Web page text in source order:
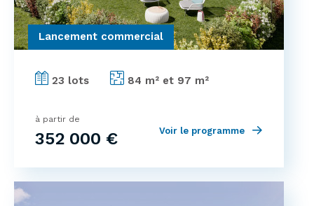
Lancement commercial
23 lots 84 m² et 97 m²
à partir de
352 000 € Voir le programme